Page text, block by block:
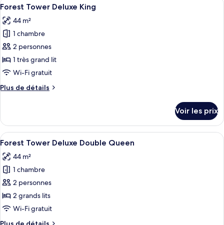
chambres
toutes
les
photos
pour
ce
type
chambre :
Deluxe
King
5
Forest Tower Deluxe King
44 m²
1 chambre
2 personnes
1 très grand lit
Wi-Fi gratuit
Plus de détails
Plus
le
type
de
Forest
Tower
King
Voir les prix
Afficher
toutes
les
photos
pour
ce
type
Une chambre d’hôtel avec deux
6
Forest Tower Deluxe Double Queen
44 m²
1 chambre
2 personnes
2 grands lits
Wi-Fi gratuit
Plus